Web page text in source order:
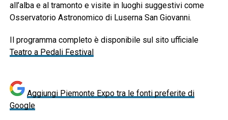
all’alba e al tramonto e visite in luoghi suggestivi come
Osservatorio Astronomico di Luserna San Giovanni.
Il programma completo è disponibile sul sito ufficiale
Teatro a Pedali Festival
Aggiungi Piemonte Expo tra le fonti preferite di
Google